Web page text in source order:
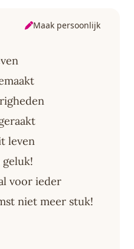
Maak persoonlijk
leven
voor ieder
niet meer stuk!